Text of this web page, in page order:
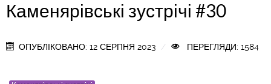
Каменярівські зустрічі #30
ОПУБЛІКОВАНО: 12 СЕРПНЯ 2023 ПЕРЕГЛЯДИ: 1584